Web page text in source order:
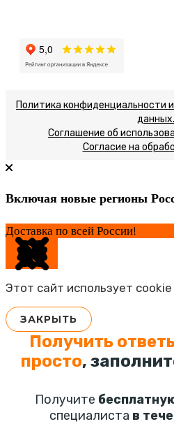
Политика конфиденциальности
данных.
Соглашение об
Согласие на
Включая новые регионы
Доставка по всей России!
Этот сайт использует
ЗАКРЫТЬ
Получить
просто,
Получите
специалиста в